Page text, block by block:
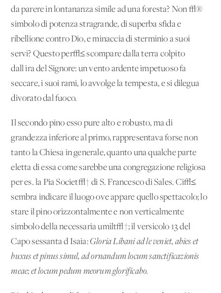
da parere in lontananza simile ad una foresta? Non √®
simbolo di potenza stragrande, di superba sfida e
ribellione contro Dio, e minaccia di sterminio a suoi
servi? Questo per√≤ scompare dalla terra colpito
dall'ira del Signore: un vento ardente impetuoso fa
seccare, i suoi rami, lo avvolge la tempesta, e si dilegua
divorato dal fuoco.
Il secondo pino esso pure alto e robusto, ma di
grandezza inferiore al primo, rappresentava forse non
tanto la Chiesa in generale, quanto una qualche parte
eletta di essa come sarebbe una congregazione religiosa
per es. la Pia Societ√† di S. Francesco di Sales. Ci√≤
sembra indicare il luogo ove appare quello spettacolo; lo
stare il pino orizzontalmente e non verticalmente
simbolo della necessaria umilt√†; il versicolo 13 del
Capo sessanta d'Isaia: Gloria Libani ad le veniet, abies et
buxus et pinus simul, ad ornandum locum sanctificazionis
meae; et locum pedum meorum glorificabo.